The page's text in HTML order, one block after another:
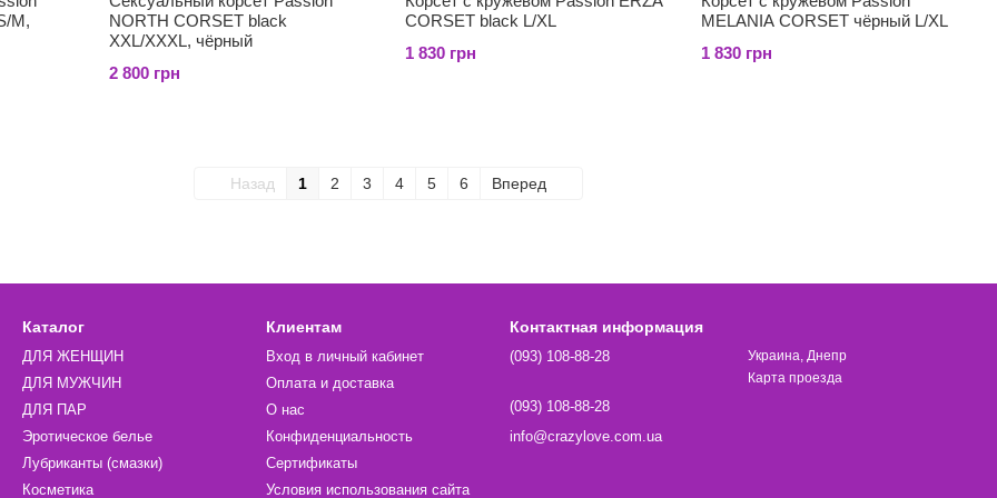
M,
NORTH CORSET black
XXL/XXXL, чёрный
2 800 грн
CORSET black L/XL
1 830 грн
MELANIA CORSET чёрный L/XL
1 830 грн
Назад 1 2 3 4 5 6 Вперед
Каталог
ДЛЯ ЖЕНЩИН
ДЛЯ МУЖЧИН
ДЛЯ ПАР
Эротическое белье
Лубриканты (смазки)
Косметика
Клиентам
Вход в личный кабинет
Оплата и доставка
О нас
Конфиденциальность
Сертификаты
Условия использования сайта
Контактная информация
(093) 108-88-28
(093) 108-88-28
info@crazylove.com.ua
Украина, Днепр
Карта проезда